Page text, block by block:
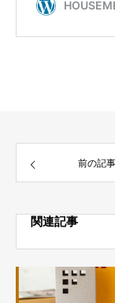
前の記事
関連記事